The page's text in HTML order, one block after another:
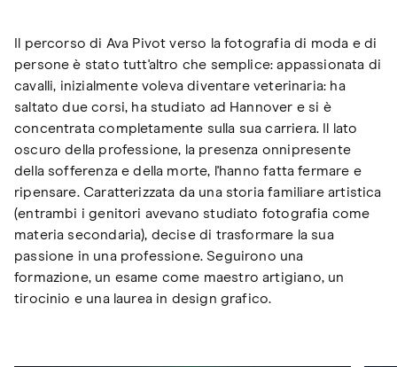
Il percorso di Ava Pivot verso la fotografia di moda e di
persone è stato tutt'altro che semplice: appassionata di
cavalli, inizialmente voleva diventare veterinaria: ha
saltato due corsi, ha studiato ad Hannover e si è
concentrata completamente sulla sua carriera. Il lato
oscuro della professione, la presenza onnipresente
della sofferenza e della morte, l'hanno fatta fermare e
ripensare. Caratterizzata da una storia familiare artistica
(entrambi i genitori avevano studiato fotografia come
materia secondaria), decise di trasformare la sua
passione in una professione. Seguirono una
formazione, un esame come maestro artigiano, un
tirocinio e una laurea in design grafico.